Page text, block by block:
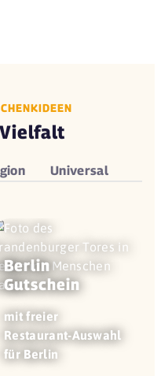
Universal
Berlin
Gutschein
mit freier
Restaurant-Auswahl
für Berlin